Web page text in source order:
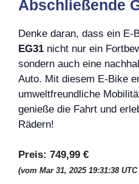
Abschließende
Denke daran, dass ein E-
EG31 nicht nur ein
sondern auch eine
Auto. Mit diesem E-Bike
umweltfreundliche
genieße die Fahrt und
Rädern!
Preis: 749,99 €
(vom Mar 31, 2025 19:31:38 UTC